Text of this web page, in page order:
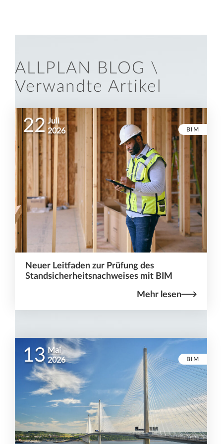
ALLPLAN BLOG \
Verwandte Artikel
BIM
22 Juli
2026
Neuer Leitfaden zur Prüfung des
Standsicherheitsnachweises mit BIM
Mehr lesen
BIM
13 Mai
2026